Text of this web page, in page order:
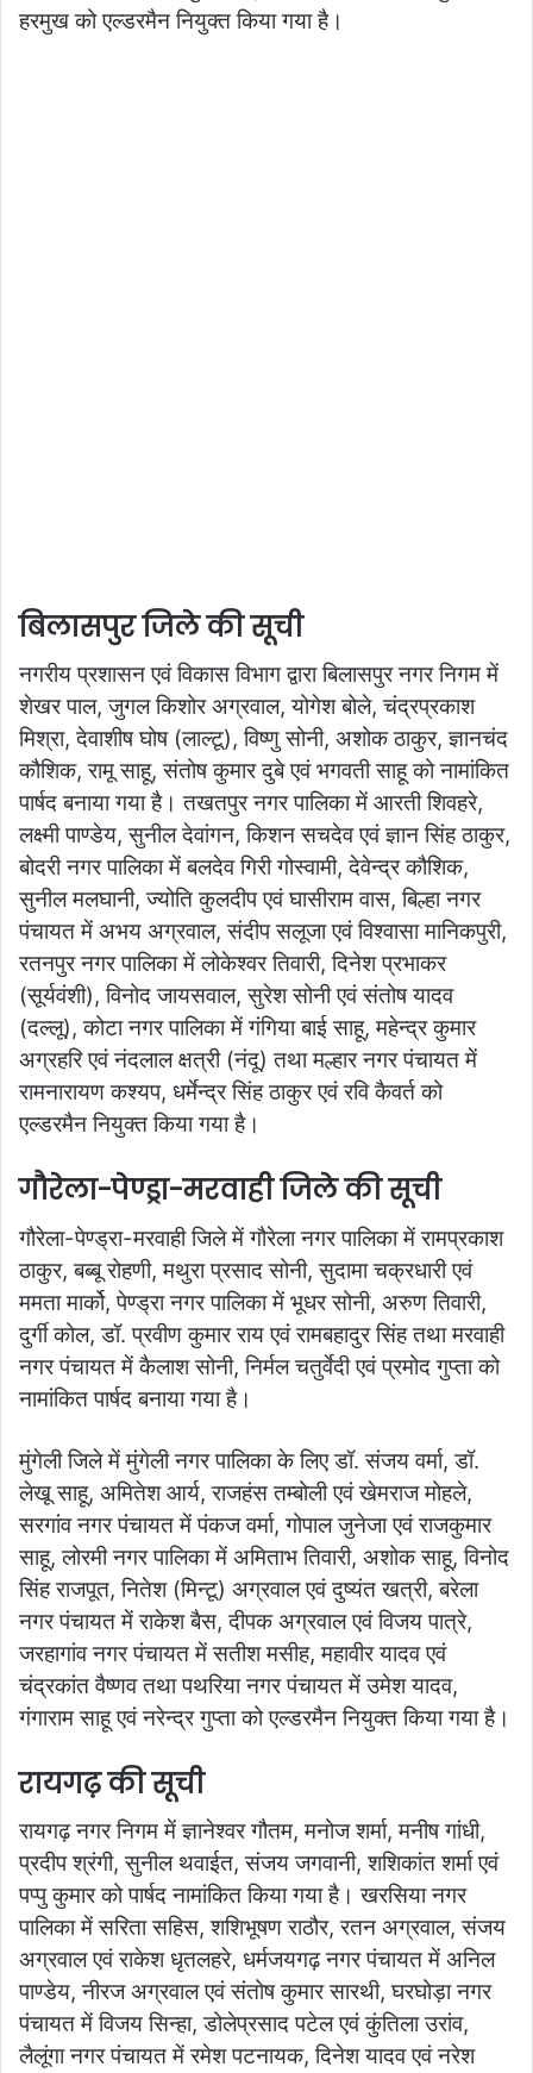
हरमुख को एल्डरमैन नियुक्त किया गया है।
बिलासपुर जिले की सूची
नगरीय प्रशासन एवं विकास विभाग द्वारा बिलासपुर नगर निगम में
शेखर पाल, जुगल किशोर अग्रवाल, योगेश बोले, चंद्रप्रकाश
मिश्रा, देवाशीष घोष (लाल्टू), विष्णु सोनी, अशोक ठाकुर, ज्ञानचंद
कौशिक, रामू साहू, संतोष कुमार दुबे एवं भगवती साहू को नामांकित
पार्षद बनाया गया है। तखतपुर नगर पालिका में आरती शिवहरे,
लक्ष्मी पाण्डेय, सुनील देवांगन, किशन सचदेव एवं ज्ञान सिंह ठाकुर,
बोदरी नगर पालिका में बलदेव गिरी गोस्वामी, देवेन्द्र कौशिक,
सुनील मलघानी, ज्योति कुलदीप एवं घासीराम वास, बिल्हा नगर
पंचायत में अभय अग्रवाल, संदीप सलूजा एवं विश्वासा मानिकपुरी,
रतनपुर नगर पालिका में लोकेश्वर तिवारी, दिनेश प्रभाकर
(सूर्यवंशी), विनोद जायसवाल, सुरेश सोनी एवं संतोष यादव
(दल्लू), कोटा नगर पालिका में गंगिया बाई साहू, महेन्द्र कुमार
अग्रहरि एवं नंदलाल क्षत्री (नंदू) तथा मल्हार नगर पंचायत में
रामनारायण कश्यप, धर्मेन्द्र सिंह ठाकुर एवं रवि कैवर्त को
एल्डरमैन नियुक्त किया गया है।
गौरेला-पेण्ड्रा-मरवाही जिले की सूची
गौरेला-पेण्ड्रा-मरवाही जिले में गौरेला नगर पालिका में रामप्रकाश
ठाकुर, बब्बू रोहणी, मथुरा प्रसाद सोनी, सुदामा चक्रधारी एवं
ममता मार्को, पेण्ड्रा नगर पालिका में भूधर सोनी, अरुण तिवारी,
दुर्गी कोल, डॉ. प्रवीण कुमार राय एवं रामबहादुर सिंह तथा मरवाही
नगर पंचायत में कैलाश सोनी, निर्मल चतुर्वेदी एवं प्रमोद गुप्ता को
नामांकित पार्षद बनाया गया है।
मुंगेली जिले में मुंगेली नगर पालिका के लिए डॉ. संजय वर्मा, डॉ.
लेखू साहू, अमितेश आर्य, राजहंस तम्बोली एवं खेमराज मोहले,
सरगांव नगर पंचायत में पंकज वर्मा, गोपाल जुनेजा एवं राजकुमार
साहू, लोरमी नगर पालिका में अमिताभ तिवारी, अशोक साहू, विनोद
सिंह राजपूत, नितेश (मिन्टू) अग्रवाल एवं दुष्यंत खत्री, बरेला
नगर पंचायत में राकेश बैस, दीपक अग्रवाल एवं विजय पात्रे,
जरहागांव नगर पंचायत में सतीश मसीह, महावीर यादव एवं
चंद्रकांत वैष्णव तथा पथरिया नगर पंचायत में उमेश यादव,
गंगाराम साहू एवं नरेन्द्र गुप्ता को एल्डरमैन नियुक्त किया गया है।
रायगढ़ की सूची
रायगढ़ नगर निगम में ज्ञानेश्वर गौतम, मनोज शर्मा, मनीष गांधी,
प्रदीप श्रंगी, सुनील थवाईत, संजय जगवानी, शशिकांत शर्मा एवं
पप्पु कुमार को पार्षद नामांकित किया गया है। खरसिया नगर
पालिका में सरिता सहिस, शशिभूषण राठौर, रतन अग्रवाल, संजय
अग्रवाल एवं राकेश धृतलहरे, धर्मजयगढ़ नगर पंचायत में अनिल
पाण्डेय, नीरज अग्रवाल एवं संतोष कुमार सारथी, घरघोड़ा नगर
पंचायत में विजय सिन्हा, डोलेप्रसाद पटेल एवं कुंतिला उरांव,
लैलूंगा नगर पंचायत में रमेश पटनायक, दिनेश यादव एवं नरेश